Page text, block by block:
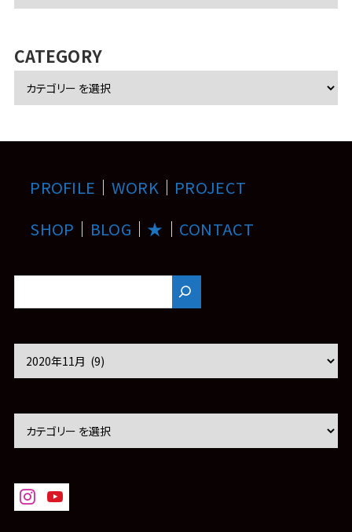
ブ
CATEGORY
PROFILE ｜ WORK ｜ PROJECT
SHOP ｜ BLOG ｜ ★ ｜ CONTACT
カ
ブ